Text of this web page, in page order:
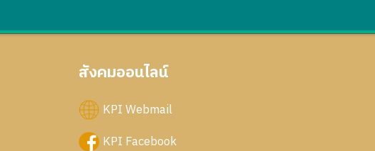
สังคมออนไลน์
KPI Webmail
KPI Facebook